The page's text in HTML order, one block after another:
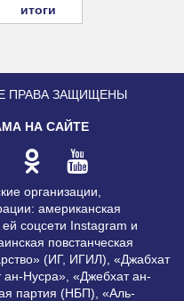
итоги
ПРАВА ЗАЩИЩЕНЫ
НА САЙТЕ
организации,
американская
соцсети Instagram и
повстанческая
(ИГ, ИГИЛ), «Джабхат
Нусра», «Джебхат ан-
партия (НБП), «Аль-